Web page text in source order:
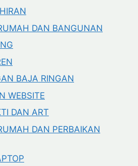
DAN BANGUNAN
BAJA RINGAN
WEBSITE
DAN ART
DAN PERBAIKAN